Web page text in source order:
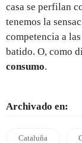
casa se perfilan
tenemos la
competencia a
batido. O, como
consumo.
Archivado en:
Cataluña